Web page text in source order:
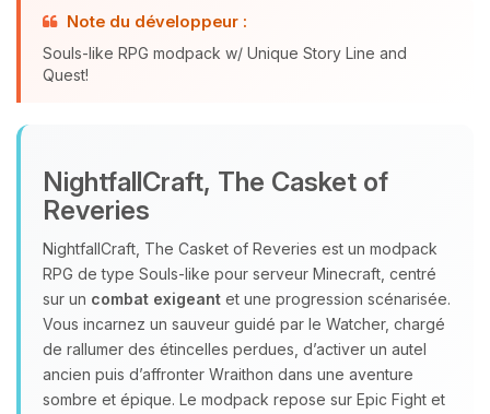
Note du développeur :
Souls-like RPG modpack w/ Unique Story Line and
Quest!
NightfallCraft, The Casket of
Reveries
NightfallCraft, The Casket of Reveries est un modpack
RPG de type Souls‑like pour serveur Minecraft, centré
sur un combat exigeant et une progression scénarisée.
Vous incarnez un sauveur guidé par le Watcher, chargé
de rallumer des étincelles perdues, d’activer un autel
ancien puis d’affronter Wraithon dans une aventure
sombre et épique. Le modpack repose sur Epic Fight et
assistant BoxToPlay. Dis-moi ce dont
tu as besoin et je vais remuer mes
09/08/2026 à 07:15